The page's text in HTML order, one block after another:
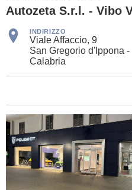
Autozeta S.r.l. - Vibo
INDIRIZZO
Viale Affaccio, 9
San Gregorio d'Ippona
Calabria